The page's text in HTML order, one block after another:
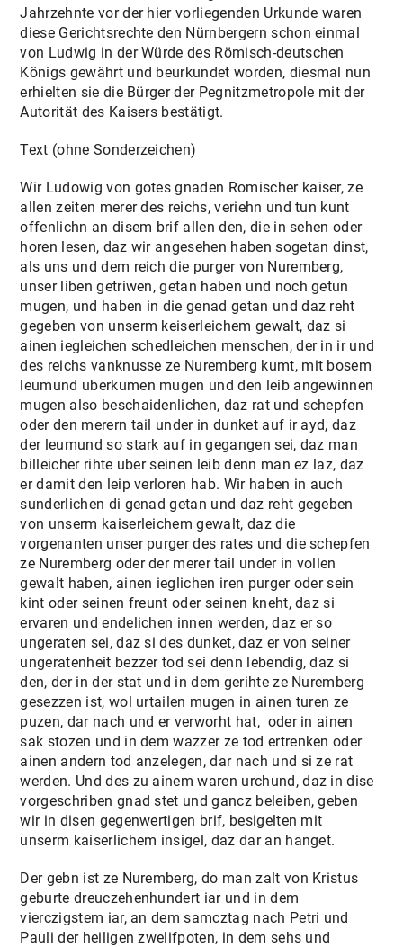
Jahrzehnte vor der hier vorliegenden Urkunde waren
diese Gerichtsrechte den Nürnbergern schon einmal
von Ludwig in der Würde des Römisch-deutschen
Königs gewährt und beurkundet worden, diesmal nun
erhielten sie die Bürger der Pegnitzmetropole mit der
Autorität des Kaisers bestätigt.
Text (ohne Sonderzeichen)
Wir Ludowig von gotes gnaden Romischer kaiser, ze
allen zeiten merer des reichs, veriehn und tun kunt
offenlichn an disem brif allen den, die in sehen oder
horen lesen, daz wir angesehen haben sogetan dinst,
als uns und dem reich die purger von Nuremberg,
unser liben getriwen, getan haben und noch getun
mugen, und haben in die genad getan und daz reht
gegeben von unserm keiserleichem gewalt, daz si
ainen iegleichen schedleichen menschen, der in ir und
des reichs vanknusse ze Nuremberg kumt, mit bosem
leumund uberkumen mugen und den leib angewinnen
mugen also beschaidenlichen, daz rat und schepfen
oder den merern tail under in dunket auf ir ayd, daz
der leumund so stark auf in gegangen sei, daz man
billeicher rihte uber seinen leib denn man ez laz, daz
er damit den leip verloren hab. Wir haben in auch
sunderlichen di genad getan und daz reht gegeben
von unserm kaiserleichem gewalt, daz die
vorgenanten unser purger des rates und die schepfen
ze Nuremberg oder der merer tail under in vollen
gewalt haben, ainen ieglichen iren purger oder sein
kint oder seinen freunt oder seinen kneht, daz si
ervaren und endelichen innen werden, daz er so
ungeraten sei, daz si des dunket, daz er von seiner
ungeratenheit bezzer tod sei denn lebendig, daz si
den, der in der stat und in dem gerihte ze Nuremberg
gesezzen ist, wol urtailen mugen in ainen turen ze
puzen, dar nach und er verworht hat, oder in ainen
sak stozen und in dem wazzer ze tod ertrenken oder
ainen andern tod anzelegen, dar nach und si ze rat
werden. Und des zu ainem waren urchund, daz in dise
vorgeschriben gnad stet und gancz beleiben, geben
wir in disen gegenwertigen brif, besigelten mit
unserm kaiserlichem insigel, daz dar an hanget.
Der gebn ist ze Nuremberg, do man zalt von Kristus
geburte dreuczehenhundert iar und in dem
vierczigstem iar, an dem samcztag nach Petri und
Pauli der heiligen zwelifpoten, in dem sehs und